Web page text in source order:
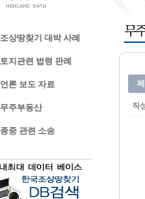
조상땅찾기 대박 사례
토지관련 법령 판례
언론 보도 자료
무주부동산
종중 관련 소송